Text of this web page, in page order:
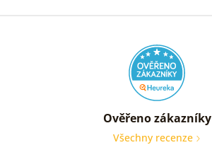
Ověřeno zákazníky
Všechny recenze